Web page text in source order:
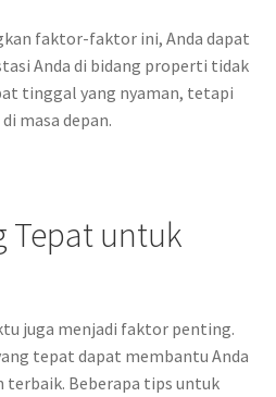
faktor-faktor ini, Anda dapat
Anda di bidang properti tidak
tinggal yang nyaman, tetapi
masa depan.
Tepat untuk
juga menjadi faktor penting.
tepat dapat membantu Anda
terbaik. Beberapa tips untuk